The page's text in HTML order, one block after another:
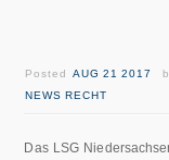
PostedAUG 21 2017
NEWS RECHT
Das LSG